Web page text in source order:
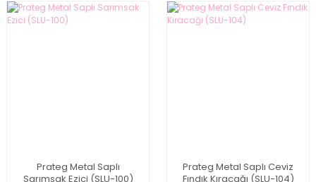
Prateg Metal Saplı
Sarımsak Ezici (SLU-100)
Prateg Metal Saplı Ceviz
Fındık Kıracağı (SLU-104)